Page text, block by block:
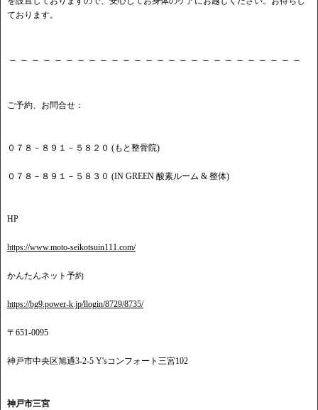
ております。
－－－－－－－－－－－－－－－－－－－－－－－－－－
ご予約、お問合せ：
０７８－８９１－５８２０ (もと整骨院)
０７８－８９１－５８３０ (IN GREEN 酸素ルーム & 整体)
HP
https://www.moto-seikotsuin111.com/
かんたんネット予約
https://bg9.power-k.jp/llogin/8729/8735/
〒651-0095
神戸市中央区旭通3-2-5 Y'sコンフォート三宮102
神戸市三宮